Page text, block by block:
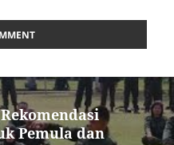
Pemula dan